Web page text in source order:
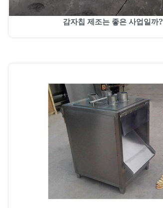
감자칩 제조는 좋은 사업일까?